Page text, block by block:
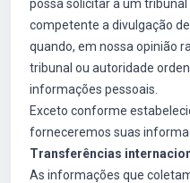
possa solicitar a um
competente a divulgação
quando, em nossa opinião
tribunal ou autoridade
informações pessoais.
Exceto conforme
forneceremos suas
Transferências
As informações que